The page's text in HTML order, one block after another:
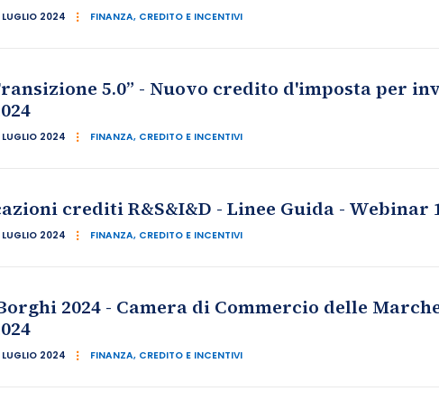
LUGLIO 2024 FINANZA, CREDITO E INCENTIVI
5.0” - Nuovo credito d'imposta per
LUGLIO 2024 FINANZA, CREDITO E INCENTIVI
crediti R&S&I&D - Linee Guida - Webinar
LUGLIO 2024 FINANZA, CREDITO E INCENTIVI
2024 - Camera di Commercio delle
LUGLIO 2024 FINANZA, CREDITO E INCENTIVI